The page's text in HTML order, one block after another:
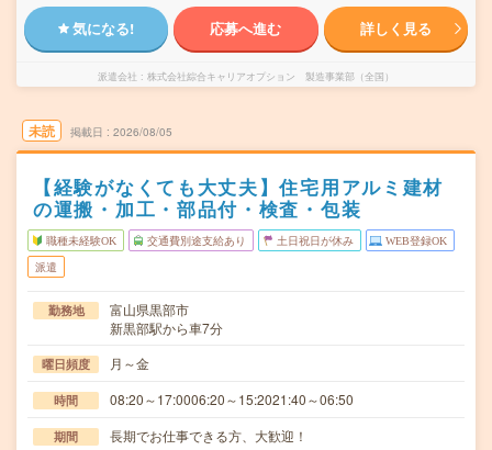
気になる! 応募へ進む 詳しく見る
派遣会社 株式会社綜合キャリアオプション 製造事業部（全国）
未読 掲載日 2026/08/05
【経験がなくても大丈夫】住宅用アルミ建材
の運搬・加工・部品付・検査・包装
職種未経験OK 交通費別途支給あり 土日祝日が休み WEB登録OK
派遣
勤務地
富山県黒部市
新黒部駅から車7分
曜日頻度 月～金
時間 08:20～17:0006:20～15:2021:40～06:50
期間 長期でお仕事できる方、大歓迎！